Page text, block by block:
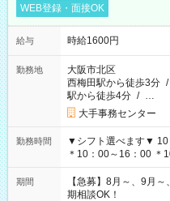
WEB登録・面接OK
給与 時給1600円
勤務地
大阪市北区
西梅田駅から徒歩3分 /
駅から徒歩4分 / …
大手事務センター
勤務時間
▼シフト選べます▼ 10
＊10：00～16：00 ＊
11：00～19：00 ＊12
期間
【急募】8月～、9月
期相談OK！